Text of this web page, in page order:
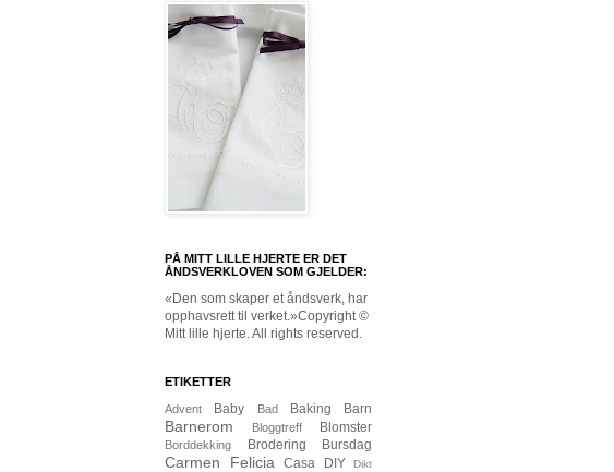
PÅ MITT LILLE HJERTE ER DET
ÅNDSVERKLOVEN SOM GJELDER:
«Den som skaper et åndsverk, har
opphavsrett til verket.»Copyright ©
Mitt lille hjerte. All rights reserved.
ETIKETTER
Advent Baby Bad Baking Barn
Barnerom Bloggtreff Blomster
Borddekking Brodering Bursdag
Carmen Felicia Casa DIY Dikt